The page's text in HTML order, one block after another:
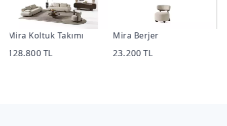
Mira Berjer
23.200 TL
Mira Üçlü Koltuk
52.800 TL